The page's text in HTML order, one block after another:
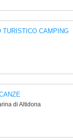
CAMPING
di Altidona